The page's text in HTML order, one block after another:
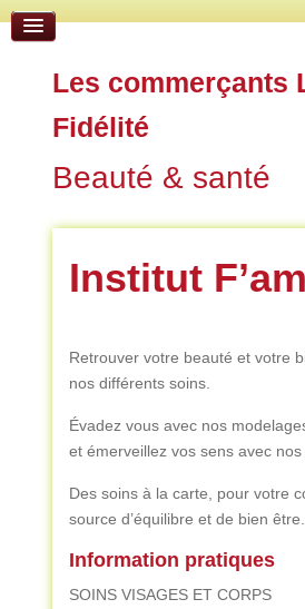
Les commerçants
Fidélité
Beauté & santé
Institut
Retrouver votre beauté et votre
nos différents soins.
Évadez vous avec nos
et émerveillez vos sens avec nos
Des soins à la carte, pour votre
source d’équilibre et de bien être.
Information pratiques
SOINS VISAGES ET CORPS